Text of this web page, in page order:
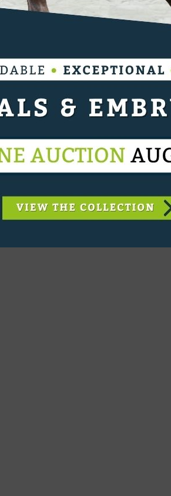
chrono en verwees zo Bas van
een derde plaats volgde Christian
1.40m
de vierde plaats in het 1.40m.
P.H.M Strijbos). Het paar werd
(F One USA). Ook in deze rubriek
jarige Beetlejuice (Baloubet du